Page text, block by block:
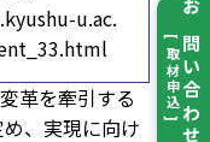
お問い合わせ
[ 取材申込 ]
u.ac.
革を牽引する
、実現に向け